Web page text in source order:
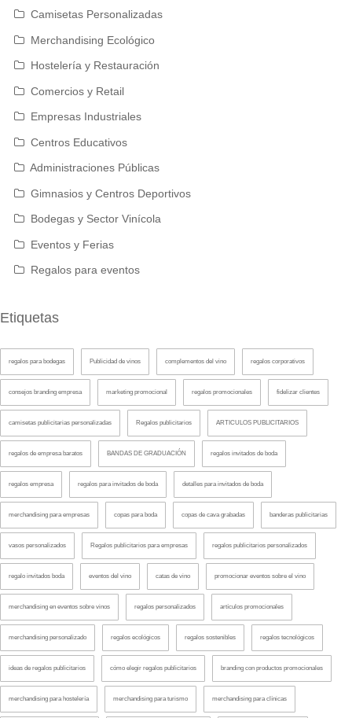
Camisetas Personalizadas
Merchandising Ecológico
Hostelería y Restauración
Comercios y Retail
Empresas Industriales
Centros Educativos
Administraciones Públicas
Gimnasios y Centros Deportivos
Bodegas y Sector Vinícola
Eventos y Ferias
Regalos para eventos
Etiquetas
regalos para bodegas Publicidad de vinos complementos del vino regalos corporativos
consejos branding empresa marketing promocional regalos promocionales fidelizar clientes
camisetas publicitarias personalizadas Regalos publicitarios ARTICULOS PUBLICITARIOS
regalos de empresa baratos BANDAS DE GRADUACIÓN regalos invitados de boda
regalos empresa regalos para invitados de boda detalles para invitados de boda
merchandising para empresas copas para boda copas de cava grabadas banderas publicitarias
vasos personalizados Regalos publicitarios para empresas regalos publicitarios personalizados
regalo invitados boda eventos del vino catas de vino promocionar eventos sobre el vino
merchandising en eventos sobre vinos regalos personalizados artículos promocionales
merchandising personalizado regalos ecológicos regalos sostenibles regalos tecnológicos
ideas de regalos publicitarios cómo elegir regalos publicitarios branding con productos promocionales
merchandising para hostelería merchandising para turismo merchandising para clínicas